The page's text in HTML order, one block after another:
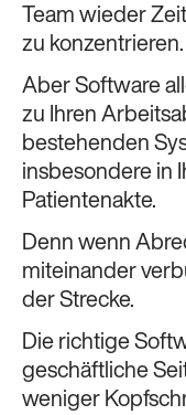
Team wieder
zu konzentrieren.
Aber Software
zu Ihren
bestehenden
insbesondere in
Patientenakte.
Denn wenn
miteinander
der Strecke.
Die richtige
geschäftliche
weniger